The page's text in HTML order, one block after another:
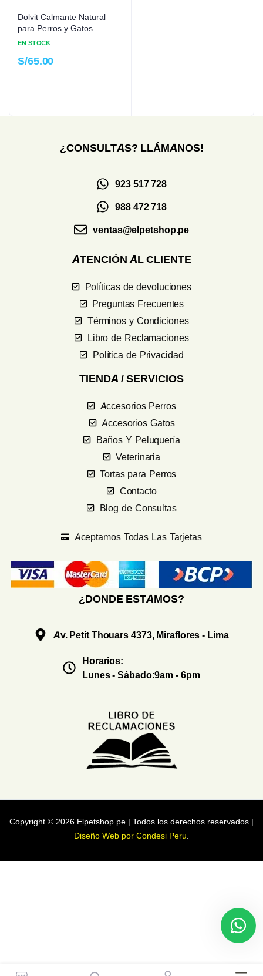
Dolvit Calmante Natural
para Perros y Gatos
EN STOCK
S/65.00
¿CONSULTAS? LLÁMANOS!
923 517 728
988 472 718
ventas@elpetshop.pe
ATENCIÓN AL CLIENTE
Políticas de devoluciones
Preguntas Frecuentes
Términos y Condiciones
Libro de Reclamaciones
Política de Privacidad
TIENDA / SERVICIOS
Accesorios Perros
Accesorios Gatos
Baños Y Peluquería
Veterinaria
Tortas para Perros
Contacto
Blog de Consultas
Aceptamos Todas Las Tarjetas
¿DONDE ESTAMOS?
Av. Petit Thouars 4373, Miraflores - Lima
Horarios:
Lunes - Sábado:9am - 6pm
Copyright © 2026 Elpetshop.pe | Todos los derechos reservados |
Diseño Web por Condesi Peru